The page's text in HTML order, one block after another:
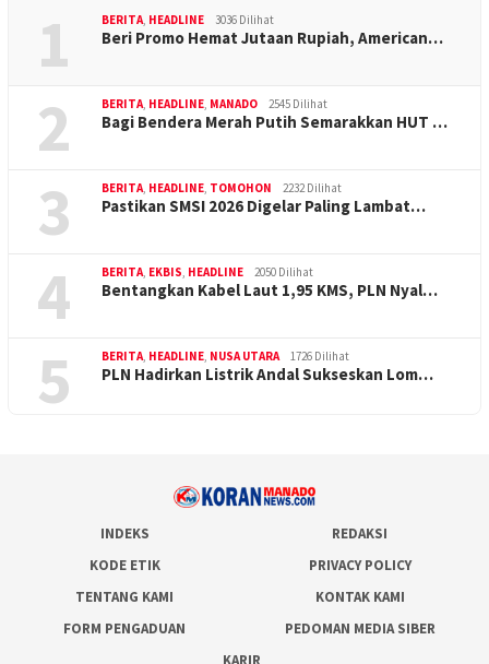
1 BERITA, HEADLINE 3036 Dilihat
Beri Promo Hemat Jutaan Rupiah, American…
2 BERITA, HEADLINE, MANADO 2545 Dilihat
Bagi Bendera Merah Putih Semarakkan HUT …
3 BERITA, HEADLINE, TOMOHON 2232 Dilihat
Pastikan SMSI 2026 Digelar Paling Lambat…
4 BERITA, EKBIS, HEADLINE 2050 Dilihat
Bentangkan Kabel Laut 1,95 KMS, PLN Nyal…
5 BERITA, HEADLINE, NUSA UTARA 1726 Dilihat
PLN Hadirkan Listrik Andal Sukseskan Lom…
INDEKS
REDAKSI
KODE ETIK
PRIVACY POLICY
TENTANG KAMI
KONTAK KAMI
FORM PENGADUAN
PEDOMAN MEDIA SIBER
KARIR